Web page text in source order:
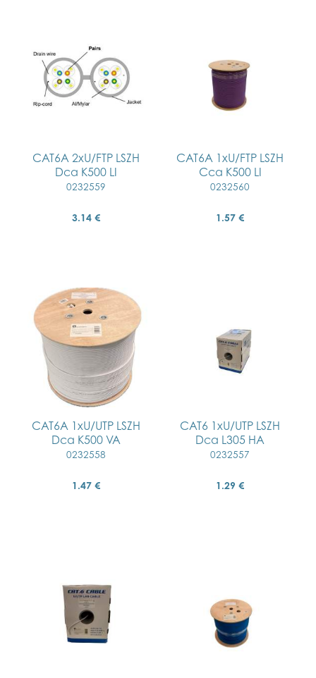
CAT6A 2xU/FTP LSZH
Dca K500 LI
0232559
3.14 €
CAT6A 1xU/FTP LSZH
Cca K500 LI
0232560
1.57 €
CAT6A 1xU/UTP LSZH
Dca K500 VA
0232558
1.47 €
CAT6 1xU/UTP LSZH
Dca L305 HA
0232557
1.29 €